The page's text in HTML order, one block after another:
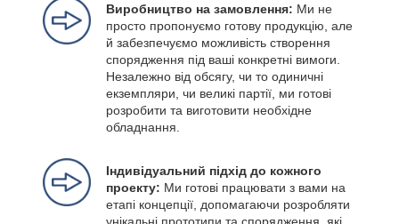
Виробництво на замовлення: Ми не
просто пропонуємо готову продукцію, але
й забезпечуємо можливість створення
спорядження під ваші конкретні вимоги.
Незалежно від обсягу, чи то одиничні
екземпляри, чи великі партії, ми готові
розробити та виготовити необхідне
обладнання.
Індивідуальний підхід до кожного
проекту: Ми готові працювати з вами на
етапі концепції, допомагаючи розробляти
унікальні прототипи та спорядження, які